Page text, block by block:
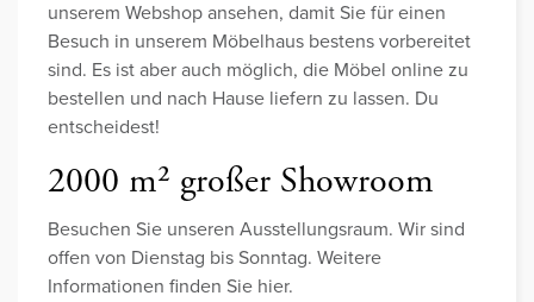
unserem Webshop ansehen, damit Sie für einen
Besuch in unserem Möbelhaus bestens vorbereitet
sind. Es ist aber auch möglich, die Möbel online zu
bestellen und nach Hause liefern zu lassen. Du
entscheidest!
2000 m² großer Showroom
Besuchen Sie unseren Ausstellungsraum. Wir sind
offen von Dienstag bis Sonntag. Weitere
Informationen finden Sie hier.